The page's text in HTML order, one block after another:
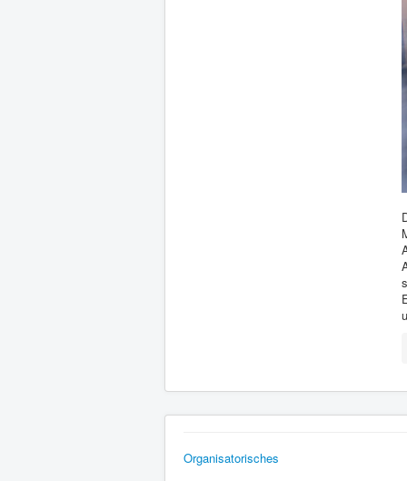
Organisatorisches